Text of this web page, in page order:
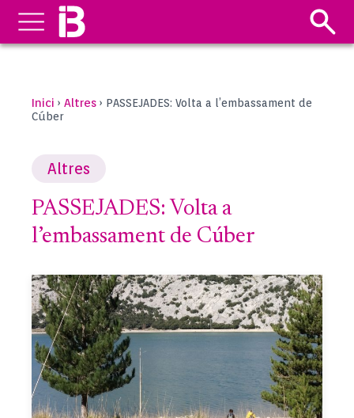
Inici › Altres › PASSEJADES: Volta a l’embassament de
Cúber
Altres
PASSEJADES: Volta a
l’embassament de Cúber